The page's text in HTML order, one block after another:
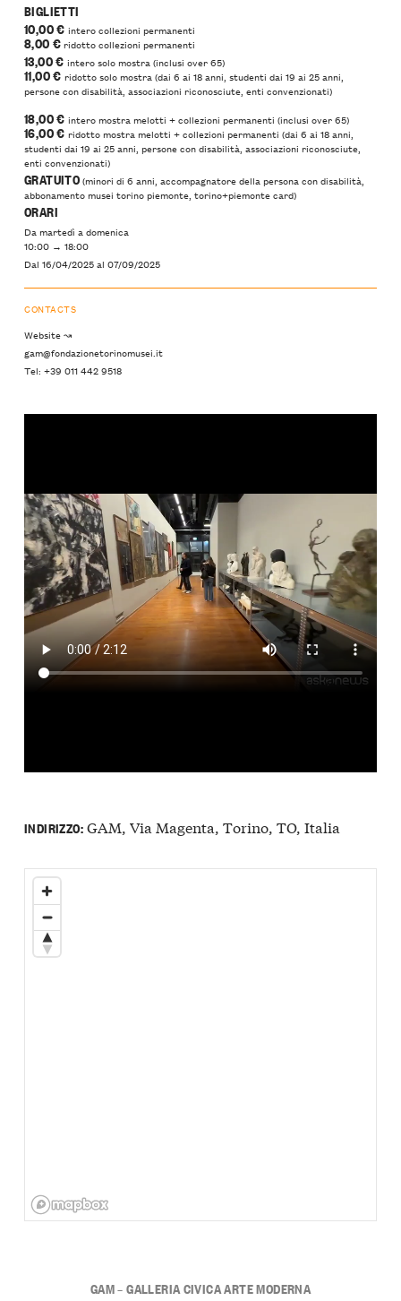
BIGLIETTI
10,00 € intero collezioni permanenti
8,00 €ridotto collezioni permanenti
13,00 € intero solo mostra (inclusi over 65)
11,00 € ridotto solo mostra (dai 6 ai 18 anni, studenti dai 19 ai 25 anni,
persone con disabilità, associazioni riconosciute, enti convenzionati)
18,00 € intero mostra melotti + collezioni permanenti (inclusi over 65)
16,00 € ridotto mostra melotti + collezioni permanenti (dai 6 ai 18 anni,
studenti dai 19 ai 25 anni, persone con disabilità, associazioni riconosciute,
enti convenzionati)
GRATUITO(minori di 6 anni, accompagnatore della persona con disabilità,
abbonamento musei torino piemonte, torino+piemonte card)
ORARI
Da martedì a domenica
10:00 → 18:00
Dal 16/04/2025al 07/09/2025
CONTACTS
Website ↝
gam@fondazionetorinomusei.it
Tel: +39 011 442 9518
INDIRIZZO:GAM, Via Magenta, Torino, TO, Italia
GAM – GALLERIA CIVICA ARTE MODERNA